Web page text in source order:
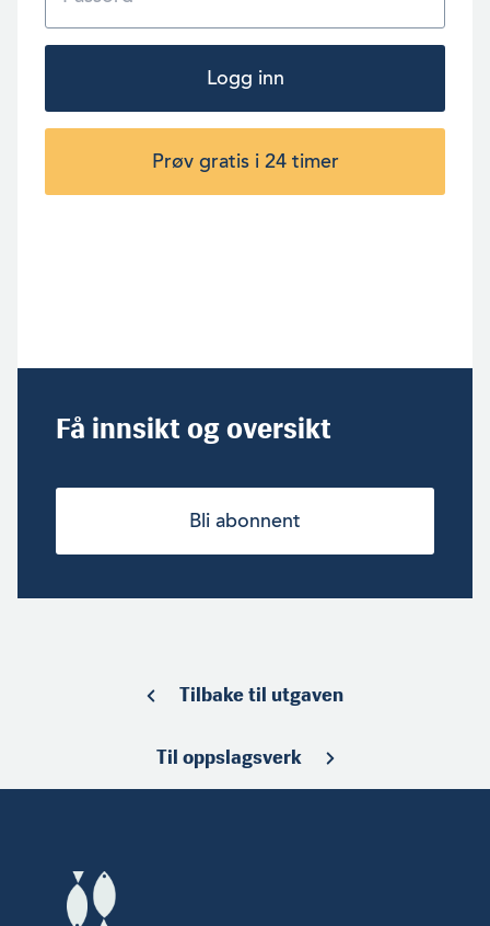
Logg inn
Prøv gratis i 24 timer
Få innsikt og oversikt
Bli abonnent
Tilbake til utgaven
Til oppslagsverk